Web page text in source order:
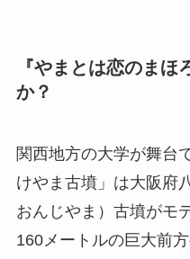
『やまとは恋のま
か？
関西地方の大学が舞台
けやま古墳」は大阪府
おんじやま）古墳がモ
160メートルの巨大前